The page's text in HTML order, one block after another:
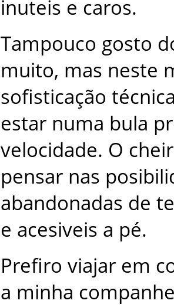
inuteis e caros.
Tampouco gosto
muito, mas neste
sofisticação
estar numa bula
velocidade. O
pensar nas
abandonadas de
e acesiveis a pé.
Prefiro viajar em
a minha